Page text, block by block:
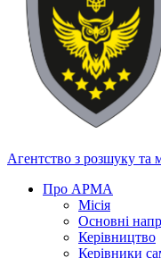
Агентство з розшуку та
Про АРМА
Місія
Основні
Керівництво
Керівники